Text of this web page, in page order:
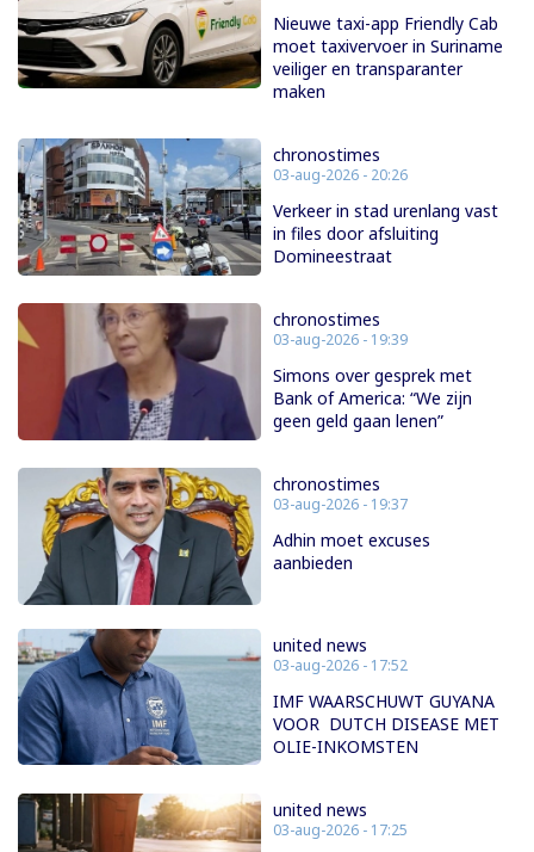
Nieuwe taxi-app Friendly Cab
moet taxivervoer in Suriname
veiliger en transparanter
maken
chronostimes
03-aug-2026 - 20:26
Verkeer in stad urenlang vast
in files door afsluiting
Domineestraat
chronostimes
03-aug-2026 - 19:39
Simons over gesprek met
Bank of America: “We zijn
geen geld gaan lenen”
chronostimes
03-aug-2026 - 19:37
Adhin moet excuses
aanbieden
united news
03-aug-2026 - 17:52
IMF WAARSCHUWT GUYANA
VOOR DUTCH DISEASE MET
OLIE-INKOMSTEN
united news
03-aug-2026 - 17:25